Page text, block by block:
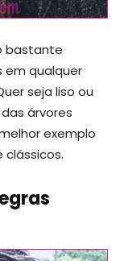
bastante
em qualquer
seja liso ou
árvores
exemplo